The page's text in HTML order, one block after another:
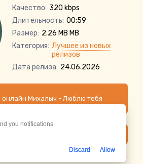
Качество: 320 kbps
Длительность: 00:59
Размер: 2.26 MB MB
Категория: Лучшее из новых
релизов
Дата релиза: 24.06.2026
онлайн Михалыч - Люблю тебя
you notifications
Discard Allow